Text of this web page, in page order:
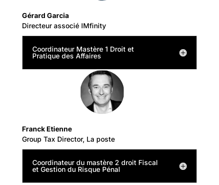
Gérard Garcia
Directeur associé IMfinity
Coordinateur Mastère 1 Droit et
Pratique des Affaires
Franck Etienne
Group Tax Director, La poste
Coordinateur du mastère 2 droit Fiscal
et Gestion du Risque Pénal